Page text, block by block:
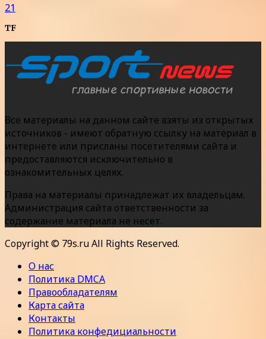
21
TF
Все материалы на данном сайте взяты из открытых
источников - имеют обратную ссылку на материал в
интернете или присланы посетителями сайта и
предоставляются исключительно в
ознакомительных целях.
Права на материалы принадлежат их владельцам.
Администрация сайта ответственности за
содержание материала не несет.
Copyright © 79s.ru All Rights Reserved.
О нас
Политика DMCA
Правообладателям
Карта сайта
Контакты
Политика конфедициальности